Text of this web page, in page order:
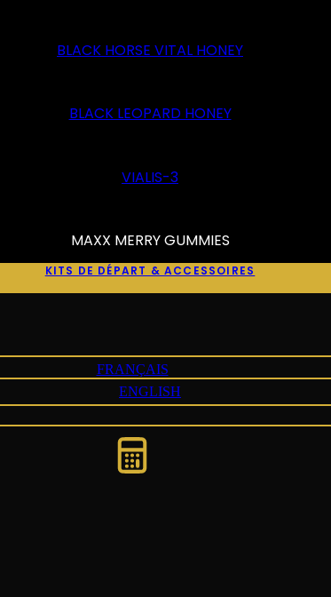
BLACK HORSE VITAL HONEY
BLACK LEOPARD HONEY
VIALIS-3
MAXX MERRY GUMMIES
KITS DE DÉPART & ACCESSOIRES
FRANÇAIS
ENGLISH